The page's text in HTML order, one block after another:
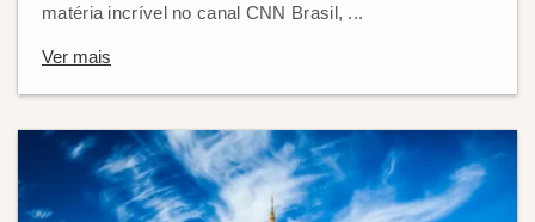
matéria incrível no canal CNN Brasil, ...
Ver mais